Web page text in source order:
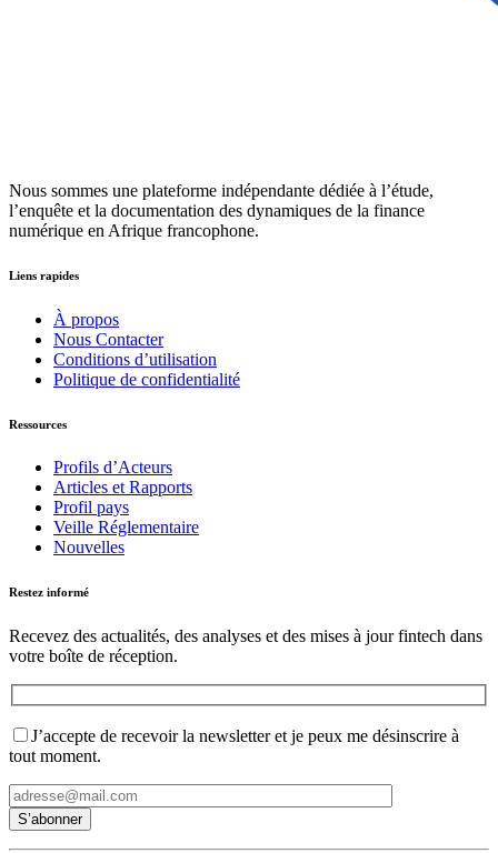
Nous sommes une plateforme indépendante dédiée à l’étude,
l’enquête et la documentation des dynamiques de la finance
numérique en Afrique francophone.
Liens rapides
À propos
Nous Contacter
Conditions d’utilisation
Politique de confidentialité
Ressources
Profils d’Acteurs
Articles et Rapports
Profil pays
Veille Réglementaire
Nouvelles
Restez informé
Recevez des actualités, des analyses et des mises à jour fintech dans
votre boîte de réception.
J’accepte de recevoir la newsletter et je peux me désinscrire à
tout moment.